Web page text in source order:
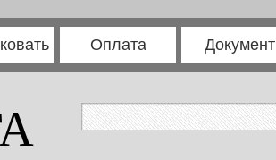
Оплата Документ